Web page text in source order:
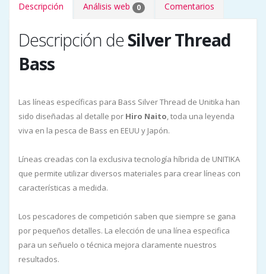
Descripción Análisis web 0 Comentarios
Descripción deSilver Thread
Bass
Las líneas específicas para Bass Silver Thread de Unitika han
sido diseñadas al detalle por Hiro Naito, toda una leyenda
viva en la pesca de Bass en EEUU y Japón.
Líneas creadas con la exclusiva tecnología híbrida de UNITIKA
que permite utilizar diversos materiales para crear líneas con
características a medida.
Los pescadores de competición saben que siempre se gana
por pequeños detalles. La elección de una línea especifica
para un señuelo o técnica mejora claramente nuestros
resultados.